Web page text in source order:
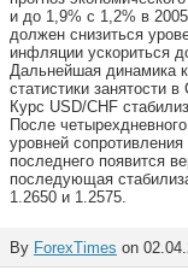
и до 1,9% с 1,2% в
должен снизиться
инфляции ускориться
Дальнейшая динамика
статистики занятости
Курс USD/CHF
После
уровней
последнего появится
последующая
1.2650 и 1.2575.
By ForexTimes on